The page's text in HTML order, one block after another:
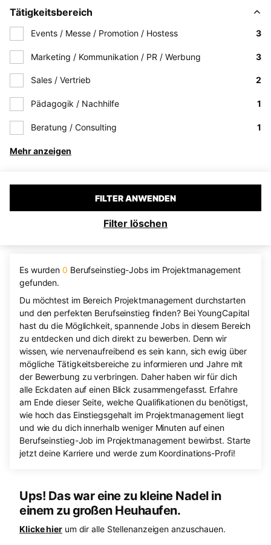
Tätigkeitsbereich
Events / Messe / Promotion / Hostess 3
Marketing / Kommunikation / PR / Werbung 3
Sales / Vertrieb 2
Pädagogik / Nachhilfe 1
Beratung / Consulting 1
Mehr anzeigen
FILTER ANWENDEN
Filter löschen
Es wurden0 Berufseinstieg-Jobs im Projektmanagement
gefunden.
Du möchtest im Bereich Projektmanagement durchstarten
und den perfekten Berufseinstieg finden? Bei YoungCapital
hast du die Möglichkeit, spannende Jobs in diesem Bereich
zu entdecken und dich direkt zu bewerben. Denn wir
wissen, wie nervenaufreibend es sein kann, sich ewig über
mögliche Tätigkeitsbereiche zu informieren und Jahre mit
der Bewerbung zu verbringen. Daher haben wir für dich
alle Eckdaten auf einen Blick zusammengefasst. Erfahre
am Ende dieser Seite, welche Qualifikationen du benötigst,
wie hoch das Einstiegsgehalt im Projektmanagement liegt
und wie du dich innerhalb weniger Minuten auf einen
Berufseinstieg-Job im Projektmanagement bewirbst. Starte
jetzt deine Karriere und werde zum Koordinations-Profi!
Ups! Das war eine zu kleine Nadel in
einem zu großen Heuhaufen.
Klicke hierum dir alle Stellenanzeigen anzuschauen.